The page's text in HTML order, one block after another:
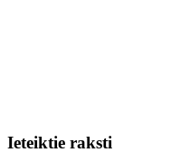
Ieteiktie raksti